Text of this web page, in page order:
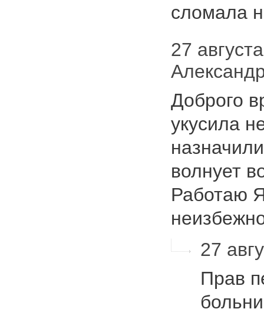
сломала
27
Доброго
укусила
волнует
Работаю
27
Прав